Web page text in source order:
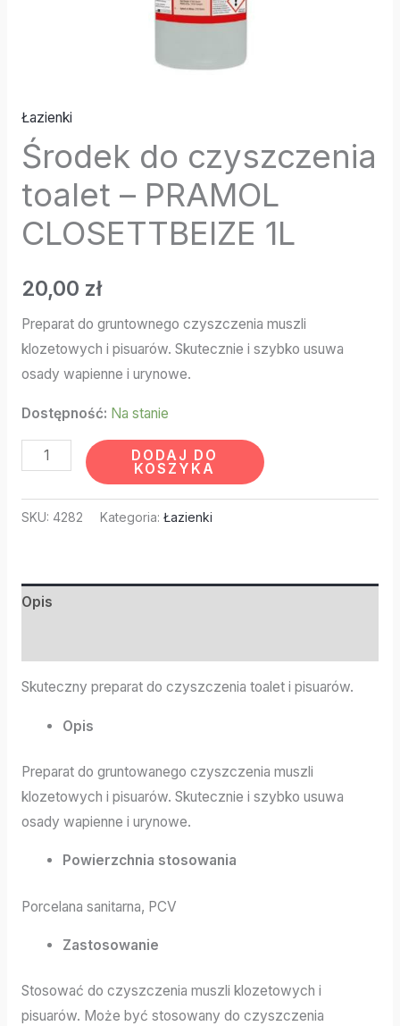
Łazienki
Środek do czyszczenia
toalet – PRAMOL
CLOSETTBEIZE 1L
20,00 zł
Preparat do gruntownego czyszczenia muszli
klozetowych i pisuarów. Skutecznie i szybko usuwa
osady wapienne i urynowe.
Dostępność: Na stanie
DODAJ DO
KOSZYKA
SKU: 4282 Kategoria: Łazienki
Opis
Skuteczny preparat do czyszczenia toalet i pisuarów.
Opis
Preparat do gruntowanego czyszczenia muszli
klozetowych i pisuarów. Skutecznie i szybko usuwa
osady wapienne i urynowe.
Powierzchnia stosowania
Porcelana sanitarna, PCV
Zastosowanie
Stosować do czyszczenia muszli klozetowych i
pisuarów. Może być stosowany do czyszczenia